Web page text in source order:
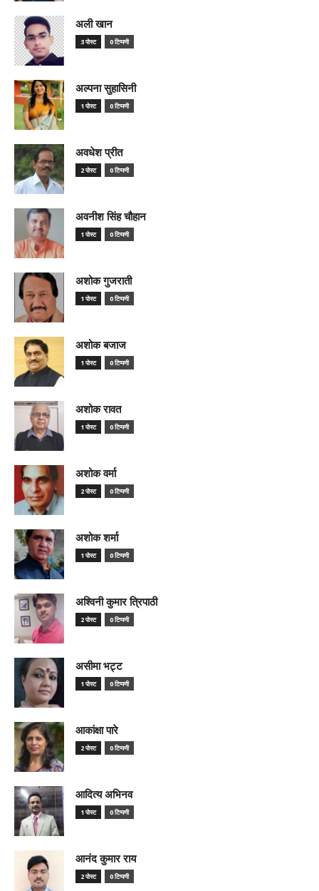
अली खान
3 पोस्ट 0 टिप्पणी
अल्पना सुहासिनी
1 पोस्ट 0 टिप्पणी
अवधेश प्रीत
2 पोस्ट 0 टिप्पणी
अवनीश सिंह चौहान
1 पोस्ट 0 टिप्पणी
अशोक गुजराती
1 पोस्ट 0 टिप्पणी
अशोक बजाज
1 पोस्ट 0 टिप्पणी
अशोक रावत
1 पोस्ट 0 टिप्पणी
अशोक वर्मा
2 पोस्ट 0 टिप्पणी
अशोक शर्मा
1 पोस्ट 0 टिप्पणी
अश्विनी कुमार त्रिपाठी
2 पोस्ट 0 टिप्पणी
असीमा भट्ट
1 पोस्ट 0 टिप्पणी
आकांक्षा पारे
2 पोस्ट 0 टिप्पणी
आदित्य अभिनव
1 पोस्ट 0 टिप्पणी
आनंद कुमार राय
2 पोस्ट 0 टिप्पणी